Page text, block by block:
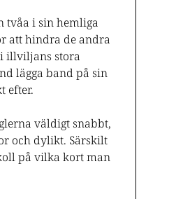
tvåa i sin hemliga
att hindra de andra
illviljans stora
lägga band på sin
efter.
väldigt snabbt,
och dylikt. Särskilt
på vilka kort man